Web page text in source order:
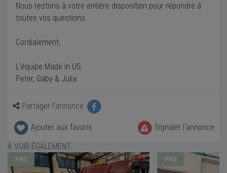
Nous restons à votre entière disposition pour répondre à
toutes vos questions.
Cordialement,
L’équipe Made in US
Peter, Gaby & Julia
Partager l'annonce
Ajouter aux favoris
Signaler l'annonce
À VOIR ÉGALEMENT
PRO PRO